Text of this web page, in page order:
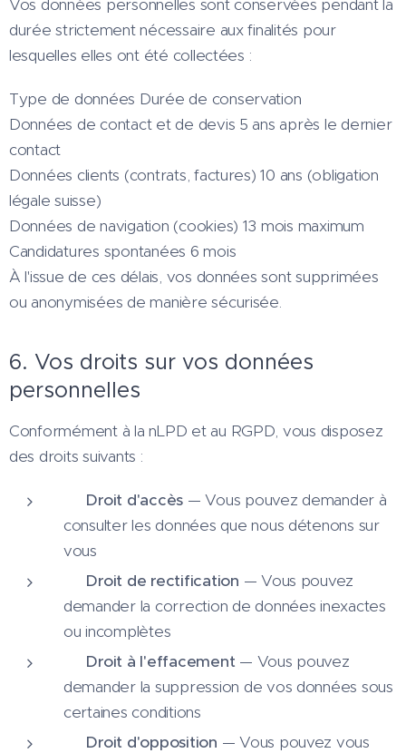
Vos données personnelles sont conservées pendant la
durée strictement nécessaire aux finalités pour
lesquelles elles ont été collectées :
Type de données Durée de conservation
Données de contact et de devis 5 ans après le dernier
contact
Données clients (contrats, factures) 10 ans (obligation
légale suisse)
Données de navigation (cookies) 13 mois maximum
Candidatures spontanées 6 mois
À l'issue de ces délais, vos données sont supprimées
ou anonymisées de manière sécurisée.
6. Vos droits sur vos données
personnelles
Conformément à la nLPD et au RGPD, vous disposez
des droits suivants :
Droit d'accès — Vous pouvez demander à
consulter les données que nous détenons sur
vous
Droit de rectification — Vous pouvez
demander la correction de données inexactes
ou incomplètes
Droit à l'effacement — Vous pouvez
demander la suppression de vos données sous
certaines conditions
Droit d'opposition — Vous pouvez vous